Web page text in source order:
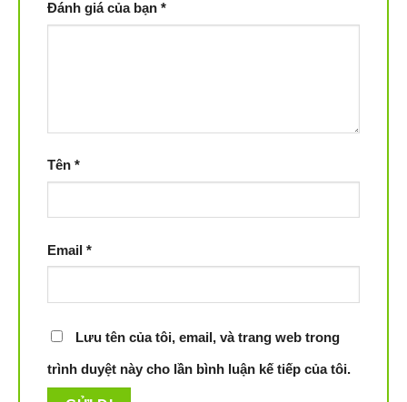
Đánh giá của bạn *
Tên *
Email *
Lưu tên của tôi, email, và trang web trong
trình duyệt này cho lần bình luận kế tiếp của tôi.